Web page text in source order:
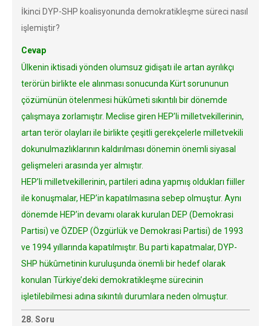
İkinci DYP-SHP koalisyonunda demokratikleşme süreci nasıl
işlemiştir?
Cevap
Ülkenin iktisadi yönden olumsuz gidişatı ile artan ayrılıkçı
terörün birlikte ele alınması sonucunda Kürt sorununun
çözümünün ötelenmesi hükûmeti sıkıntılı bir dönemde
çalışmaya zorlamıştır. Meclise giren HEP’li milletvekillerinin,
artan terör olayları ile birlikte çeşitli gerekçelerle milletvekili
dokunulmazlıklarının kaldırılması dönemin önemli siyasal
gelişmeleri arasında yer almıştır.
HEP’li milletvekillerinin, partileri adına yapmış oldukları fiiller
ile konuşmalar, HEP’in kapatılmasına sebep olmuştur. Aynı
dönemde HEP’in devamı olarak kurulan DEP (Demokrasi
Partisi) ve ÖZDEP (Özgürlük ve Demokrasi Partisi) de 1993
ve 1994 yıllarında kapatılmıştır. Bu parti kapatmalar, DYP-
SHP hükûmetinin kuruluşunda önemli bir hedef olarak
konulan Türkiye’deki demokratikleşme sürecinin
işletilebilmesi adına sıkıntılı durumlara neden olmuştur.
28. Soru